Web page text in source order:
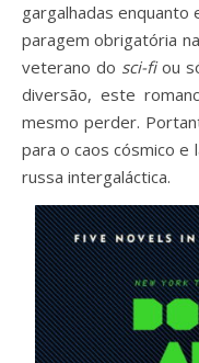
gargalhadas enquanto
paragem obrigatória
veterano do sci-fiou
diversão, este
mesmo perder.
para o caos cósmico e
russa intergaláctica.